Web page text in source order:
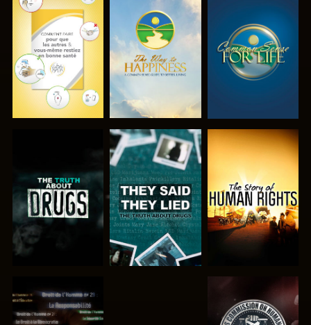
REGARDER REGARDER REGARDER
REGARDER REGARDER
REGARDER REGARDER